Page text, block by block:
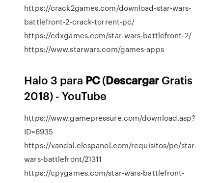
https://crack2games.com/download-star-wars-
battlefront-2-crack-torrent-pc/
https://cdxgames.com/star-wars-battlefront-2/
https://www.starwars.com/games-apps
Halo 3 para PC(Descargar Gratis
2018) - YouTube
https://www.gamepressure.com/download.asp?
ID=6935
https://vandal.elespanol.com/requisitos/pc/star-
wars-battlefront/21311
https://cpygames.com/star-wars-battlefront-